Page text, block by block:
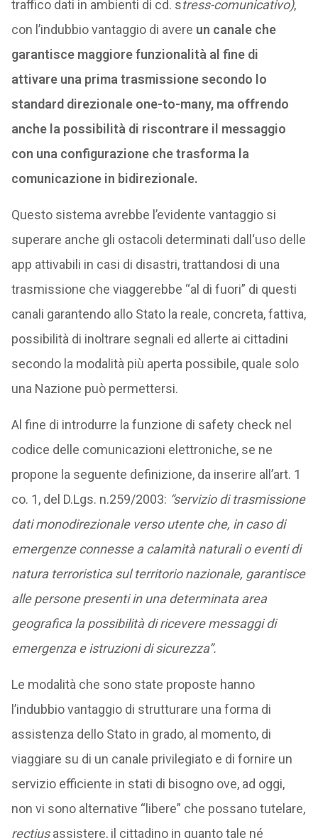
traffico dati in ambienti di cd. stress-comunicativo),
con l’indubbio vantaggio di avere un canale che
garantisce maggiore funzionalità al fine di
attivare una prima trasmissione secondo lo
standard direzionale one-to-many, ma offrendo
anche la possibilità di riscontrare il messaggio
con una configurazione che trasforma la
comunicazione in bidirezionale.
Questo sistema avrebbe l’evidente vantaggio si
superare anche gli ostacoli determinati dall‘uso delle
app attivabili in casi di disastri, trattandosi di una
trasmissione che viaggerebbe “al di fuori” di questi
canali garantendo allo Stato la reale, concreta, fattiva,
possibilità di inoltrare segnali ed allerte ai cittadini
secondo la modalità più aperta possibile, quale solo
una Nazione può permettersi.
Al fine di introdurre la funzione di safety check nel
codice delle comunicazioni elettroniche, se ne
propone la seguente definizione, da inserire all’art. 1
co. 1, del D.Lgs. n.259/2003: “servizio di trasmissione
dati monodirezionale verso utente che, in caso di
emergenze connesse a calamità naturali o eventi di
natura terroristica sul territorio nazionale, garantisce
alle persone presenti in una determinata area
geografica la possibilità di ricevere messaggi di
emergenza e istruzioni di sicurezza”.
Le modalità che sono state proposte hanno
l’indubbio vantaggio di strutturare una forma di
assistenza dello Stato in grado, al momento, di
viaggiare su di un canale privilegiato e di fornire un
servizio efficiente in stati di bisogno ove, ad oggi,
non vi sono alternative “libere” che possano tutelare,
rectiusassistere, il cittadino in quanto tale né